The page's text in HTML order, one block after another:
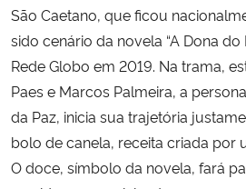
São Caetano, que ficou
sido cenário da novela “A Dona do
Rede Globo em 2019. Na trama,
Paes e Marcos Palmeira, a
da Paz, inicia sua trajetória
bolo de canela, receita criada por
O doce, símbolo da novela, fará